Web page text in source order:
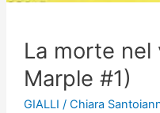
La morte nel
Marple #1)
GIALLI / Chiara